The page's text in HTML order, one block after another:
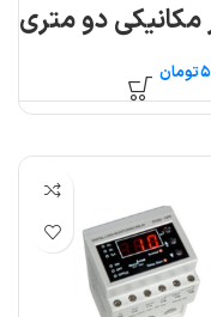
مکانیکی دو متری
تومان